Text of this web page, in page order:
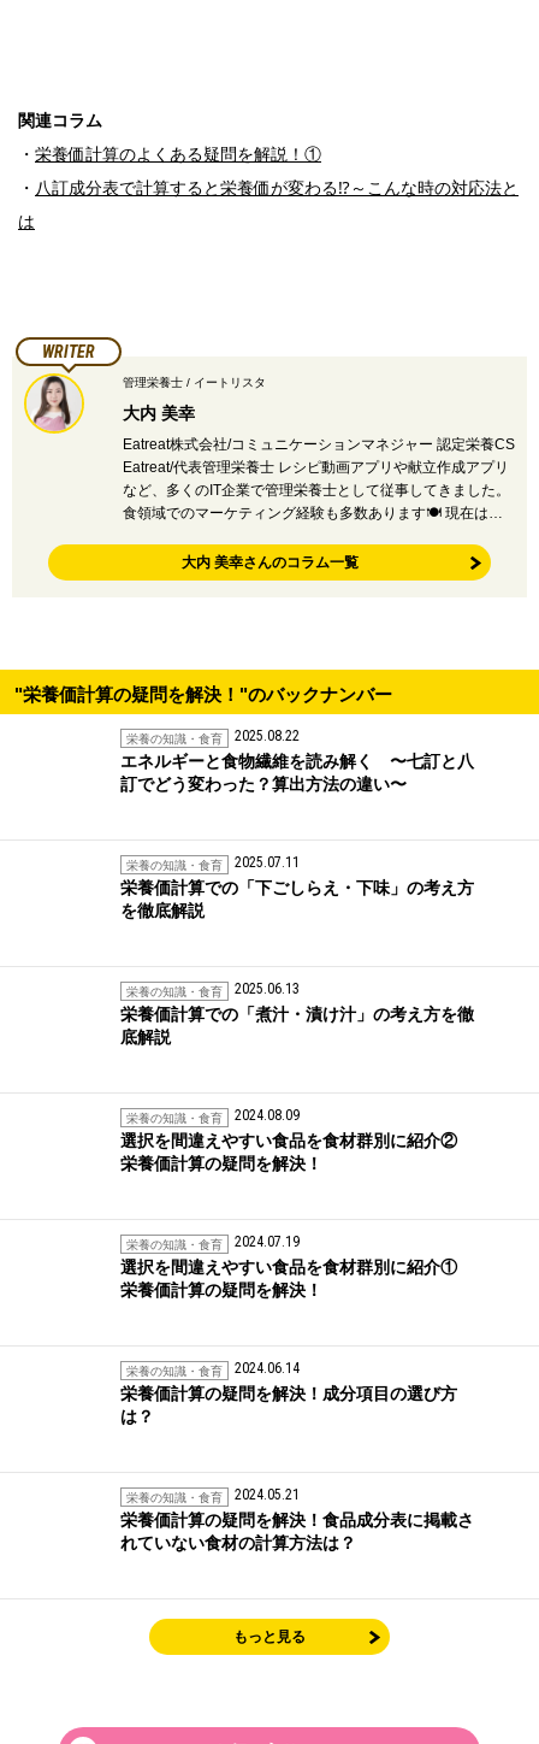
関連コラム
・ 栄養価計算のよくある疑問を解説！①
・ 八訂成分表で計算すると栄養価が変わる⁉～こんな時の対応法と
は
WRITER
管理栄養士 / イートリスタ
大内 美幸
Eatreat株式会社/コミュニケーションマネジャー 認定栄養CS
Eatreat/代表管理栄養士 レシピ動画アプリや献立作成アプリ
など、多くのIT企業で管理栄養士として従事してきました。
食領域でのマーケティング経験も多数あります🍽 現在は…
大内 美幸さんのコラム一覧
"栄養価計算の疑問を解決！"のバックナンバー
栄養の知識・食育 2025.08.22
エネルギーと食物繊維を読み解く 〜七訂と八
訂でどう変わった？算出方法の違い〜
栄養の知識・食育 2025.07.11
栄養価計算での「下ごしらえ・下味」の考え方
を徹底解説
栄養の知識・食育 2025.06.13
栄養価計算での「煮汁・漬け汁」の考え方を徹
底解説
栄養の知識・食育 2024.08.09
選択を間違えやすい食品を食材群別に紹介②
栄養価計算の疑問を解決！
栄養の知識・食育 2024.07.19
選択を間違えやすい食品を食材群別に紹介①
栄養価計算の疑問を解決！
栄養の知識・食育 2024.06.14
栄養価計算の疑問を解決！成分項目の選び方
は？
栄養の知識・食育 2024.05.21
栄養価計算の疑問を解決！食品成分表に掲載さ
れていない食材の計算方法は？
もっと見る